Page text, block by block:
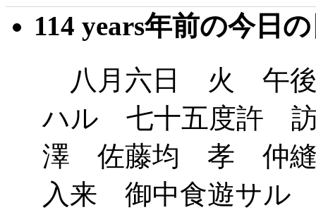
114 years年前の今日
八月六日 火 午後
ハル 七十五度許
澤 佐藤均 孝 仲縫
入来 御中食遊サル